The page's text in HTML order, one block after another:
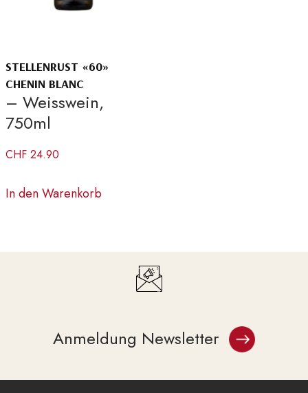
STELLENRUST «60»
CHENIN BLANC
– Weisswein,
750ml
CHF 24.90
In den Warenkorb
Anmeldung Newsletter